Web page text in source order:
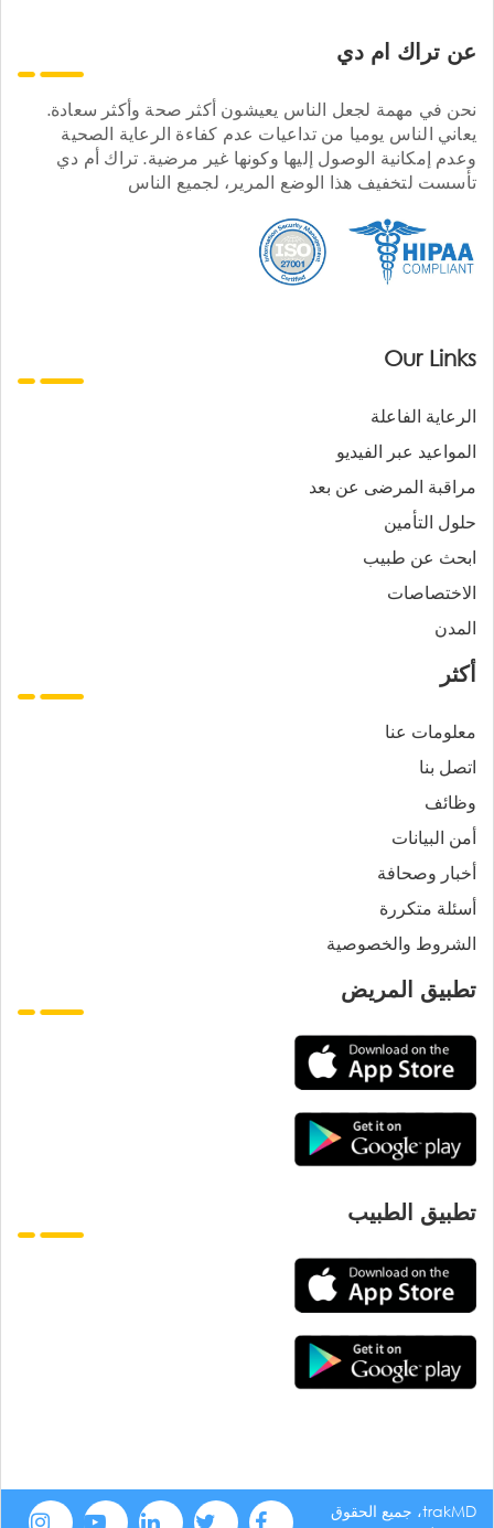
عن تراك ام دي
نحن في مهمة لجعل الناس يعيشون أكثر صحة وأكثر سعادة.
يعاني الناس يوميا من تداعيات عدم كفاءة الرعاية الصحية
وعدم إمكانية الوصول إليها وكونها غير مرضية. تراك أم دي
تأسست لتخفيف هذا الوضع المرير، لجميع الناس
Our Links
الرعاية الفاعلة
المواعيد عبر الفيديو
مراقبة المرضى عن بعد
حلول التأمين
ابحث عن طبيب
الاختصاصات
المدن
أكثر
معلومات عنا
اتصل بنا
وظائف
أمن البيانات
أخبار وصحافة
أسئلة متكررة
الشروط والخصوصية
تطبيق المريض
تطبيق الطبيب
trakMD، جميع الحقوق